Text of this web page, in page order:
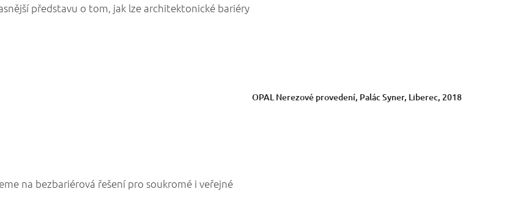
představu o tom, jak lze architektonické bariéry
OPAL Nerezové provedení, Palác Syner, Liberec, 2018
na bezbariérová řešení pro soukromé i veřejné